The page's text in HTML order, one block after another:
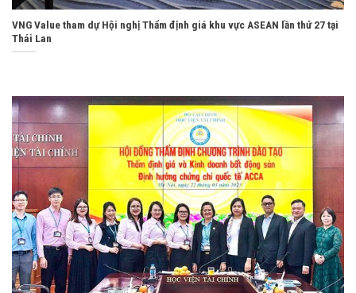
VNG Value tham dự Hội nghị Thẩm định giá khu vực ASEAN lần thứ 27 tại
Thái Lan